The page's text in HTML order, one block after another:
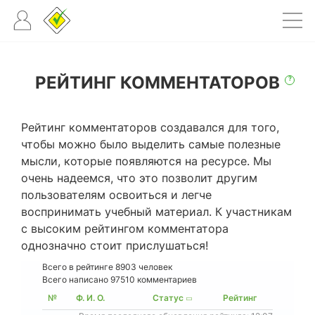
РЕЙТИНГ КОММЕНТАТОРОВ ?
Рейтинг комментаторов создавался для того,
чтобы можно было выделить самые полезные
мысли, которые появляются на ресурсе. Мы
очень надеемся, что это позволит другим
пользователям освоиться и легче
воспринимать учебный материал. К участникам
с высоким рейтингом комментатора
однозначно стоит прислушаться!
Всего в рейтинге 8903 человек
Всего написано 97510 комментариев
№
Ф. И. О. Статус
Рейтинг